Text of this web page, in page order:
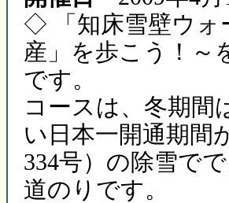
◇ 「知床雪壁ウォ
産」を歩こう！～
です。
コースは、冬期間
い日本一開通期間
334号）の除雪で
道のりです。